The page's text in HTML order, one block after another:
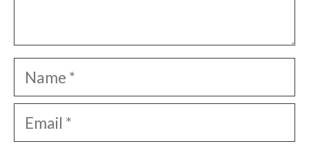
Name
Email